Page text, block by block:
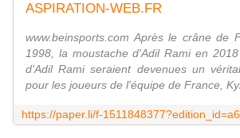
ASPIRATION-WEB.FR
www.beinsports.com Après le crâne de
1998, la moustache d'Adil Rami en
d'Adil Rami seraient devenues un
pour les joueurs de l'équipe de France,